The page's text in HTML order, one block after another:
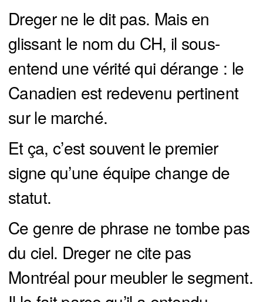
Dreger ne le dit pas. Mais en
glissant le nom du CH, il sous-
entend une vérité qui dérange : le
Canadien est redevenu pertinent
sur le marché.
Et ça, c’est souvent le premier
signe qu’une équipe change de
statut.
Ce genre de phrase ne tombe pas
du ciel. Dreger ne cite pas
Montréal pour meubler le segment.